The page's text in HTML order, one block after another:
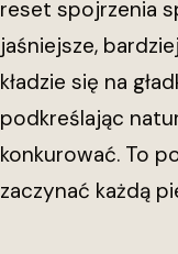
reset spojrzenia
jaśniejsze,
kładzie się na
podkreślając
konkurować. To
zaczynać każdą